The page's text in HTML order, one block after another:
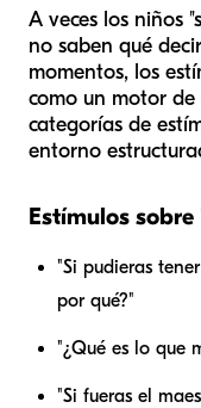
A veces los niños
no saben qué
momentos, los
como un motor
categorías de
entorno
Estímulos sobre
"Si pudieras
por qué?"
"¿Qué es lo que
"Si fueras el